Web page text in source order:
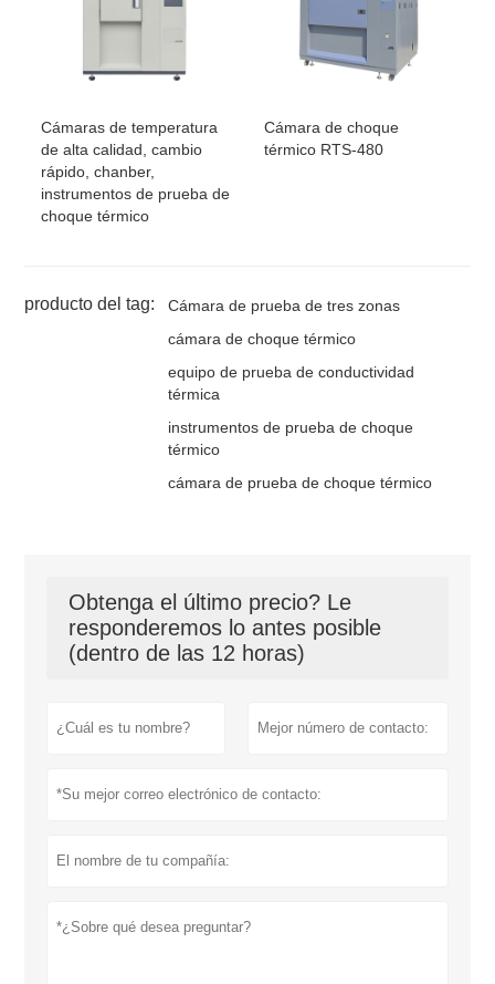
Cámaras de temperatura
de alta calidad, cambio
rápido, chanber,
instrumentos de prueba de
choque térmico
Cámara de choque
térmico RTS-480
producto del tag:
Cámara de prueba de tres zonas
cámara de choque térmico
equipo de prueba de conductividad
térmica
instrumentos de prueba de choque
térmico
cámara de prueba de choque térmico
Obtenga el último precio? Le
responderemos lo antes posible
(dentro de las 12 horas)